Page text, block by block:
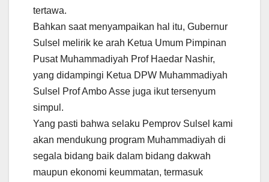
tertawa.
Bahkan saat menyampaikan hal itu, Gubernur
Sulsel melirik ke arah Ketua Umum Pimpinan
Pusat Muhammadiyah Prof Haedar Nashir,
yang didampingi Ketua DPW Muhammadiyah
Sulsel Prof Ambo Asse juga ikut tersenyum
simpul.
Yang pasti bahwa selaku Pemprov Sulsel kami
akan mendukung program Muhammadiyah di
segala bidang baik dalam bidang dakwah
maupun ekonomi keummatan, termasuk